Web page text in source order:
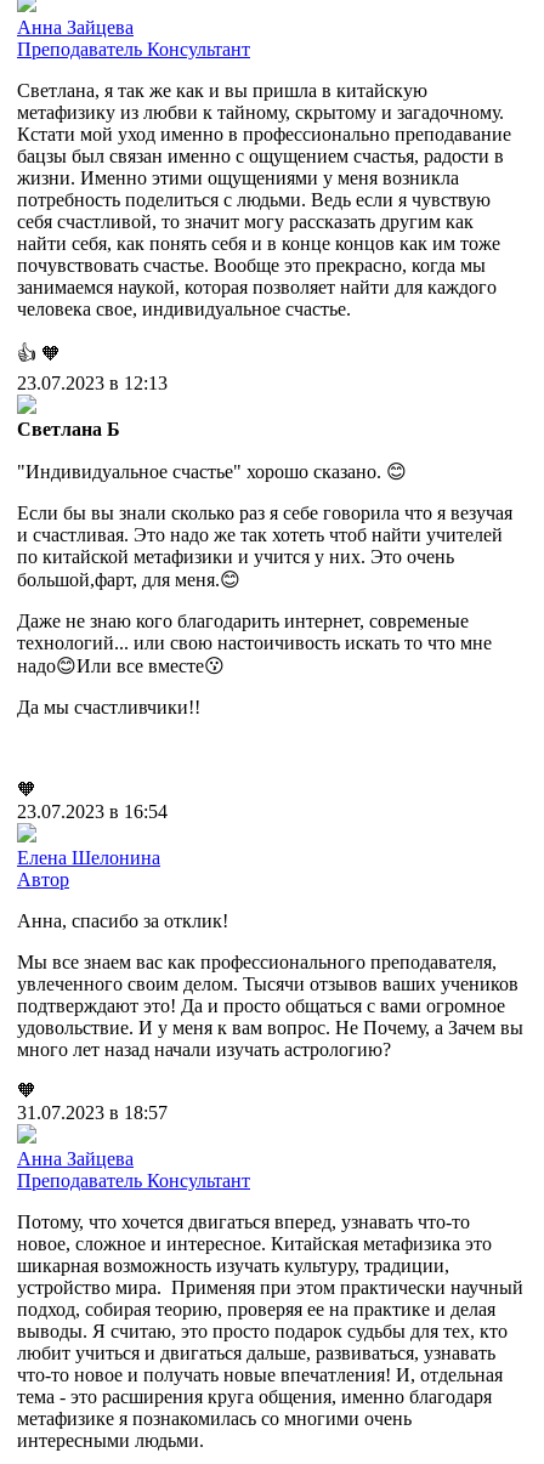
Анна Зайцева
Преподаватель Консультант
Светлана, я так же как и вы пришла в китайскую
метафизику из любви к тайному, скрытому и загадочному.
Кстати мой уход именно в профессионально преподавание
бацзы был связан именно с ощущением счастья, радости в
жизни. Именно этими ощущениями у меня возникла
потребность поделиться с людьми. Ведь если я чувствую
себя счастливой, то значит могу рассказать другим как
найти себя, как понять себя и в конце концов как им тоже
почувствовать счастье. Вообще это прекрасно, когда мы
занимаемся наукой, которая позволяет найти для каждого
человека свое, индивидуальное счастье.
👍 🧡
23.07.2023 в 12:13
Светлана Б
"Индивидуальное счастье" хорошо сказано. 😊
Если бы вы знали сколько раз я себе говорила что я везучая
и счастливая. Это надо же так хотеть чтоб найти учителей
по китайской метафизики и учится у них. Это очень
большой,фарт, для меня.😊
Даже не знаю кого благодарить интернет, современые
технологий... или свою настоичивость искать то что мне
надо😊Или все вместе😗
Да мы счастливчики!!
🧡
23.07.2023 в 16:54
Елена Шелонина
Автор
Анна, спасибо за отклик!
Мы все знаем вас как профессионального преподавателя,
увлеченного своим делом. Тысячи отзывов ваших учеников
подтверждают это! Да и просто общаться с вами огромное
удовольствие. И у меня к вам вопрос. Не Почему, а Зачем вы
много лет назад начали изучать астрологию?
🧡
31.07.2023 в 18:57
Анна Зайцева
Преподаватель Консультант
Потому, что хочется двигаться вперед, узнавать что-то
новое, сложное и интересное. Китайская метафизика это
шикарная возможность изучать культуру, традиции,
устройство мира. Применяя при этом практически научный
подход, собирая теорию, проверяя ее на практике и делая
выводы. Я считаю, это просто подарок судьбы для тех, кто
любит учиться и двигаться дальше, развиваться, узнавать
что-то новое и получать новые впечатления! И, отдельная
тема - это расширения круга общения, именно благодаря
метафизике я познакомилась со многими очень
интересными людьми.